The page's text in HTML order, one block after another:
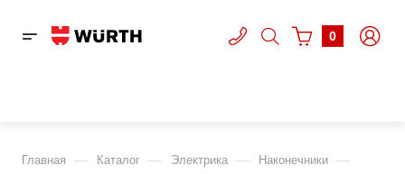
0
Главная — Каталог — Электрика — Наконечники —